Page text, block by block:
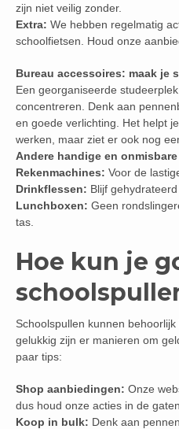
zijn niet veilig zonder.
Extra: We hebben regelmatig
schoolfietsen. Houd onze
Bureau accessoires: maak je
Een georganiseerde
concentreren. Denk aan
en goede verlichting. Het helpt
werken, maar ziet er ook nog
Andere handige en
Rekenmachines: Voor de
Drinkflessen: Blijf
Lunchboxen: Geen
tas.
Hoe kun je
Schoolspullen kunnen
gelukkig zijn er manieren om
paar tips:
Shop aanbiedingen: Onze
dus houd onze acties in de gaten.
Koop in bulk: Denk aan